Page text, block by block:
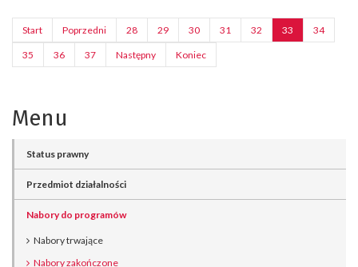
Start Poprzedni 28 29 30 31 32 33 34
35 36 37 Następny Koniec
Menu
Status prawny
Przedmiot działalności
Nabory do programów
Nabory trwające
Nabory zakończone